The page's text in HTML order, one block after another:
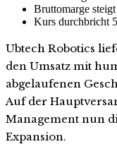
Bruttomarge
Kurs durchbricht
Ubtech Robotics
den Umsatz mit
abgelaufenen
Auf der
Management nun
Expansion.